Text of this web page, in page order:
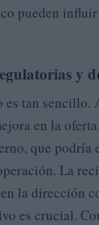
pueden
y
tan sencillo.
en la
que podría
La
la dirección
es crucial.